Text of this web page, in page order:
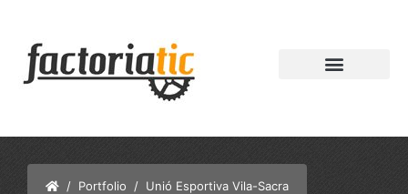
/ Portfolio / Unió Esportiva Vila-Sacra